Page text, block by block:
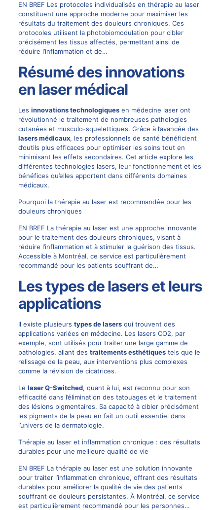
EN BREF Les protocoles individualisés en thérapie au laser
constituent une approche moderne pour maximiser les
résultats du traitement des douleurs chroniques. Ces
protocoles utilisent la photobiomodulation pour cibler
précisément les tissus affectés, permettant ainsi de
réduire l’inflammation et de…
Résumé des innovations
en laser médical
Les innovations technologiquesen médecine laser ont
révolutionné le traitement de nombreuses pathologies
cutanées et musculo-squelettiques. Grâce à l’avancée des
lasers médicaux, les professionnels de santé bénéficient
d’outils plus efficaces pour optimiser les soins tout en
minimisant les effets secondaires. Cet article explore les
différentes technologies lasers, leur fonctionnement et les
bénéfices qu’elles apportent dans différents domaines
médicaux.
Pourquoi la thérapie au laser est recommandée pour les
douleurs chroniques
EN BREF La thérapie au laser est une approche innovante
pour le traitement des douleurs chroniques, visant à
réduire l’inflammation et à stimuler la guérison des tissus.
Accessible à Montréal, ce service est particulièrement
recommandé pour les patients souffrant de…
Les types de lasers et leurs
applications
Il existe plusieurs types de lasersqui trouvent des
applications variées en médecine. Les lasers CO2, par
exemple, sont utilisés pour traiter une large gamme de
pathologies, allant des traitements esthétiquestels que le
relissage de la peau, aux interventions plus complexes
comme la révision de cicatrices.
Le laser Q-Switched, quant à lui, est reconnu pour son
efficacité dans l’élimination des tatouages et le traitement
des lésions pigmentaires. Sa capacité à cibler précisément
les pigments de la peau en fait un outil essentiel dans
l’univers de la dermatologie.
Thérapie au laser et inflammation chronique : des résultats
durables pour une meilleure qualité de vie
EN BREF La thérapie au laser est une solution innovante
pour traiter l’inflammation chronique, offrant des résultats
durables pour améliorer la qualité de vie des patients
souffrant de douleurs persistantes. À Montréal, ce service
est particulièrement recommandé pour les personnes…